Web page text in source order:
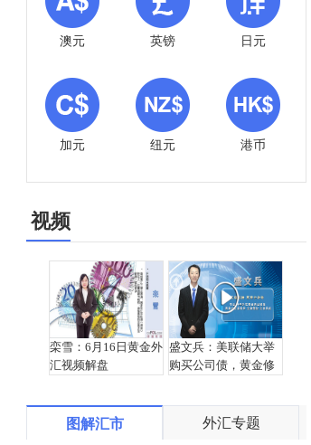
澳元 英镑 日元
加元 纽元 港币
视频
栾雪：6月16日黄金外
汇视频解盘
盛文兵：美联储大举
购买公司债，黄金修
图解汇市 外汇专题